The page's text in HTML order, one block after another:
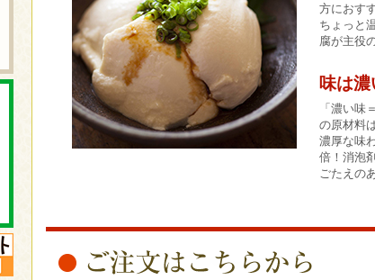
方におす
ちょっと
腐が主役
味は濃
「濃い味
の原材料
濃厚な味
倍！消泡
ごたえの